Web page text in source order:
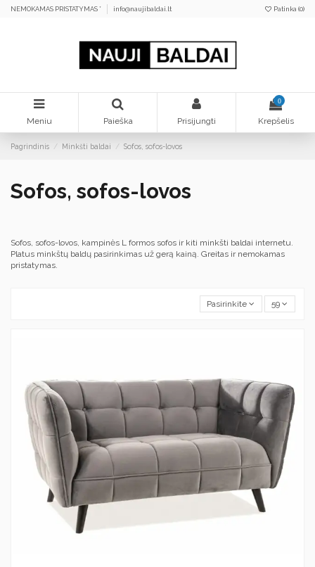
NEMOKAMAS PRISTATYMAS * info@naujibaldai.lt Patinka (0)
Meniu Paieška Prisijungti
0
Krepšelis
Pagrindinis Minkšti baldai Sofos, sofos-lovos
Sofos, sofos-lovos
Sofos, sofos-lovos, kampinės L formos sofos ir kiti minkšti baldai internetu.
Platus minkštų baldų pasirinkimas už gerą kainą. Greitas ir nemokamas
pristatymas.
Pasirinkite 59